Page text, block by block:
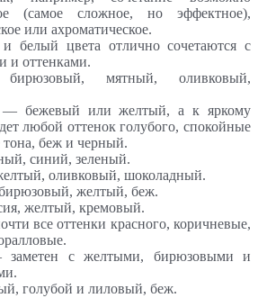
(самое сложное, но эффектное),
или ахроматическое.
белый цвета отлично сочетаются с
и оттенками.
мятный, оливковый,
— бежевый или желтый, а к яркому
любой оттенок голубого, спокойные
тона, беж и черный.
синий, зеленый.
оливковый, шоколадный.
желтый, беж.
желтый, кремовый.
все оттенки красного, коричневые,
с желтыми, бирюзовыми и
голубой и лиловый, беж.